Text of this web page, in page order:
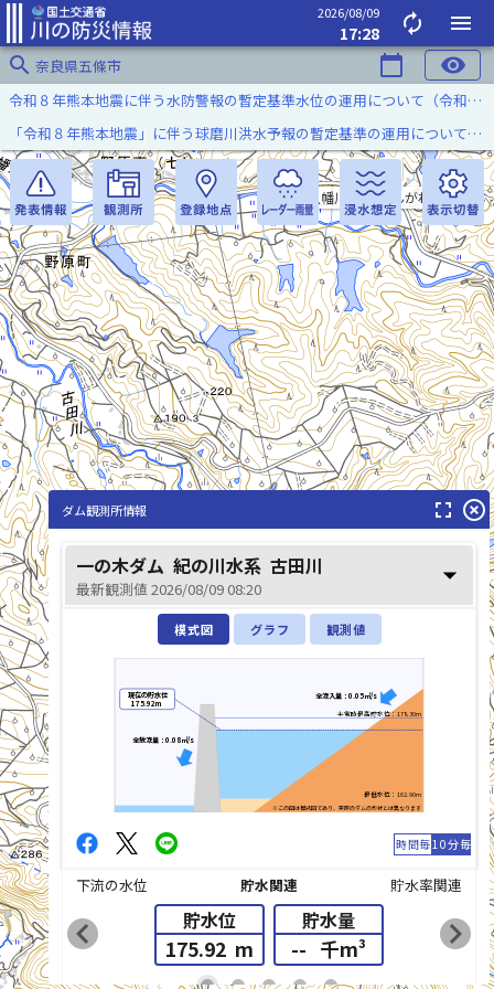
2026/08/09
17:28 autorenew
menu
search 奈良県五條市 calendar_today visibility
八幡川(はちまんがわ)
古田川(ふるたがわ)
令和８年熊本地震に伴う水防警報の暫定基準水位の運用について（令和８年８月７日）
「令和８年熊本地震」に伴う球磨川洪水予報の暫定基準の運用について（令和８年８月５日）
list_alt
ダム観測所情報 fullscreen highlight_off
一の木ダム 紀の川水系 古田川
最新観測値 2026/08/09 08:20 arrow_drop_down
模式図 グラフ 観測値
※この図は模式図であり、実際のダムの形状とは異なります
平常時最高貯水位：178.30m
最低水位：162.90m
現在の貯水位
175.92m
全流入量：0.05㎥/s
全放流量：0.08㎥/s
時間毎10分毎
下流の水位 貯水関連 貯水率関連
貯水位
175.92 m
貯水量
-- 千m³
chevron_left chevron_right